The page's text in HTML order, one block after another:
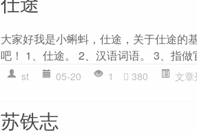
大家好我是小蝌蚪，仕途，关于仕途的
吧！ 1、仕途。 2、汉语词语。 3、指
st 05-20 1 380 文章
苏铁志